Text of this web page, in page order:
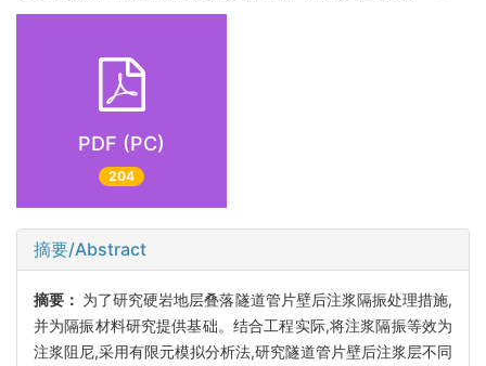
PDF (PC)
204
摘要/Abstract
摘要： 为了研究硬岩地层叠落隧道管片壁后注浆隔振处理措施,
并为隔振材料研究提供基础。结合工程实际,将注浆隔振等效为
注浆阻尼,采用有限元模拟分析法,研究隧道管片壁后注浆层不同